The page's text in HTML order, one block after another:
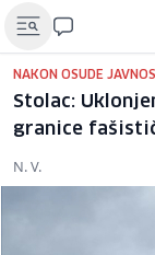
NAKON OSUDE
Stolac:
granice
N. V.